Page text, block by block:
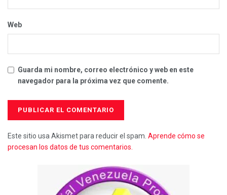
Web
Guarda mi nombre, correo electrónico y web en este
navegador para la próxima vez que comente.
Este sitio usa Akismet para reducir el spam. Aprende cómo se
procesan los datos de tus comentarios.